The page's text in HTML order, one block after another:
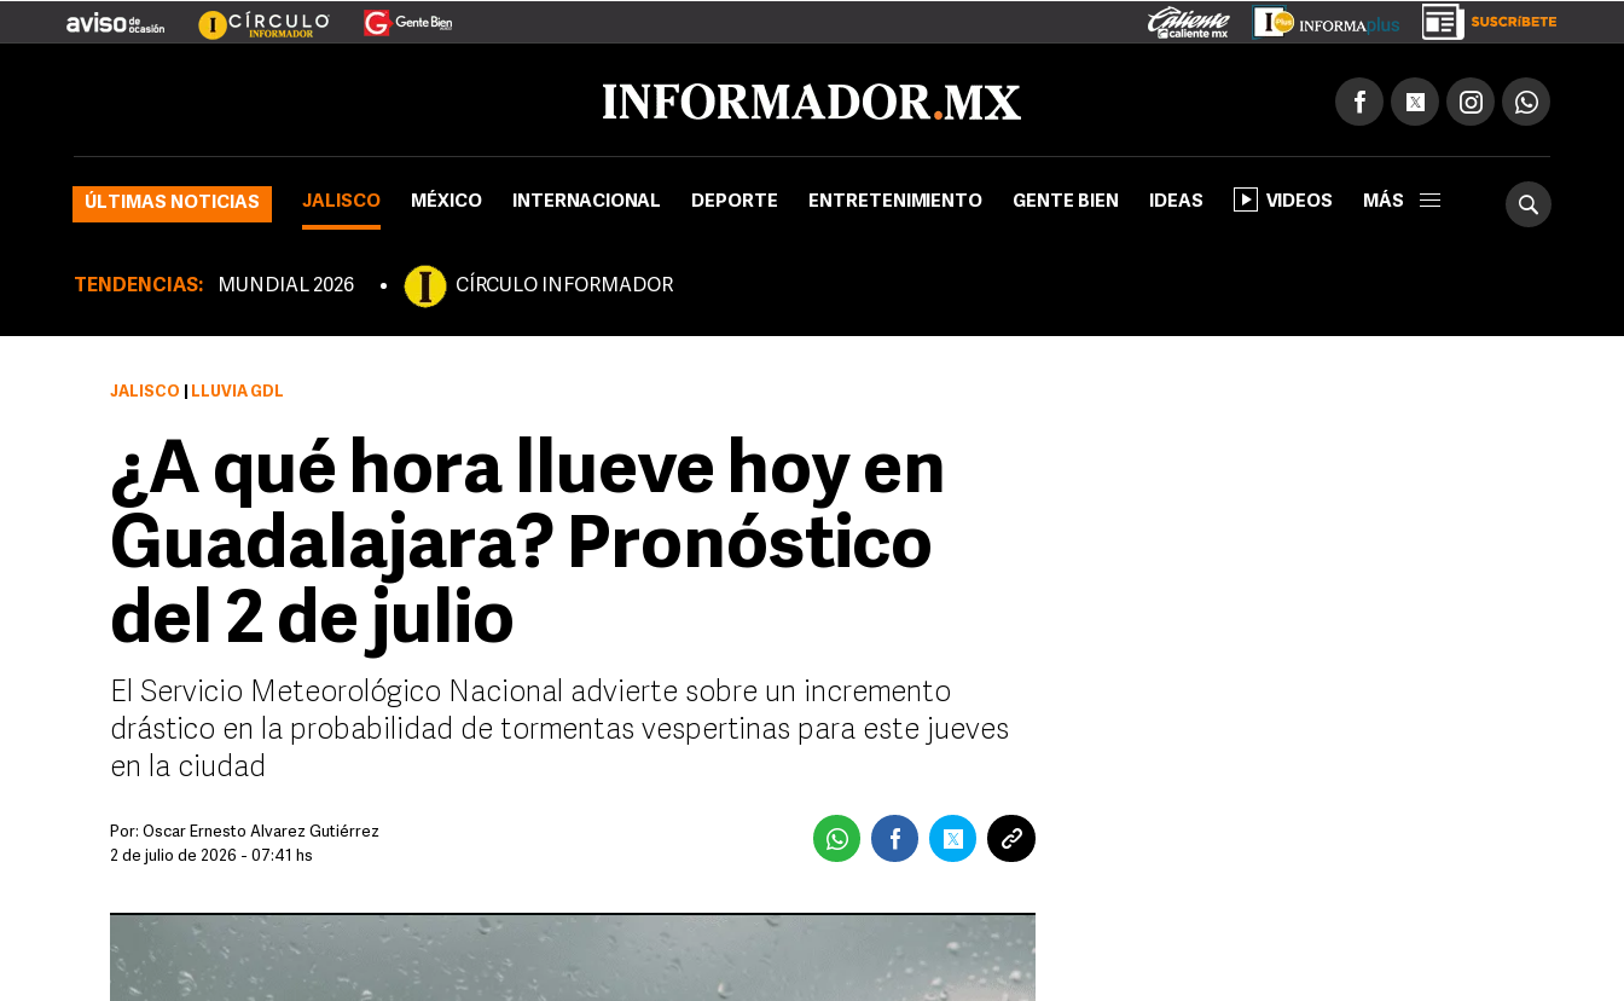
ÚLTIMAS NOTICIAS JALISCO MÉXICO INTERNACIONAL DEPORTE ENTRETENIMIENTO GENTE BIEN IDEAS VIDEOS MÁS
TENDENCIAS: MUNDIAL 2026 CÍRCULO INFORMADOR
JALISCO LLUVIA GDL
¿A qué hora llueve hoy en
Guadalajara? Pronóstico
del 2 de julio
El Servicio Meteorológico Nacional advierte sobre un incremento
drástico en la probabilidad de tormentas vespertinas para este jueves
en la ciudad
Por: Óscar Ernesto Álvarez Gutiérrez
2 de julio de 2026 - 07:41 hs